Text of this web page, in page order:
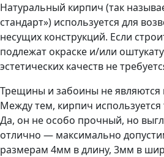
Натуральный кирпич (так
стандарт») используется для
несущих конструкций. Если
подлежат окраске и/или
эстетических качеств не
Трещины и забоины не являются
Между тем, кирпич используется
Да, он не особо прочный, но
отлично — максимально
размерам 4мм в длину, 3мм в